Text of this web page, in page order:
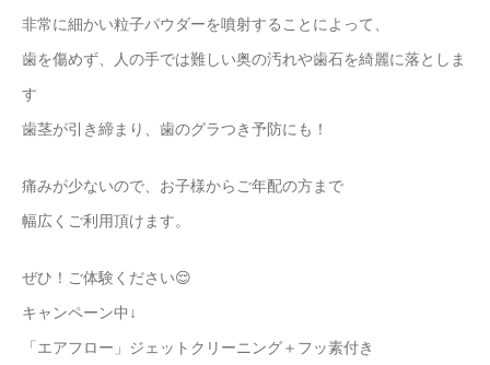
非常に細かい粒子パウダーを噴射することによって、
歯を傷めず、人の手では難しい奥の汚れや歯石を綺麗に落としま
す
歯茎が引き締まり、歯のグラつき予防にも！
痛みが少ないので、お子様からご年配の方まで
幅広くご利用頂けます。
ぜひ！ご体験ください😌
キャンペーン中↓
「エアフロー」ジェットクリーニング＋フッ素付き